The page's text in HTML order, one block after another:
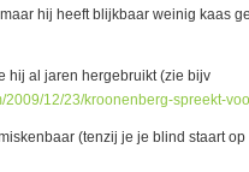
hij heeft blijkbaar weinig kaas
hij al jaren hergebruikt (zie bijv
12/23/kroonenberg-spreekt-
(tenzij je je blind staart